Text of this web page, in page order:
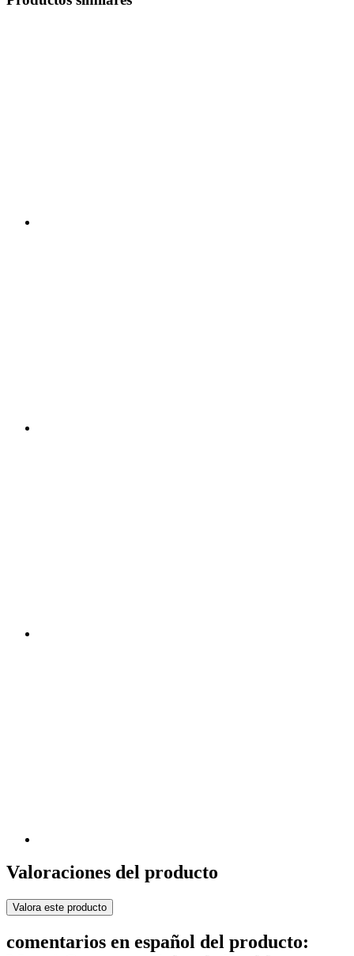
Valoraciones del producto
Valora este producto
comentarios en español del producto: